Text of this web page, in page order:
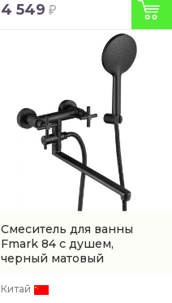
4 549
Смеситель для ванны
Fmark 84 с душем,
черный матовый
Китай